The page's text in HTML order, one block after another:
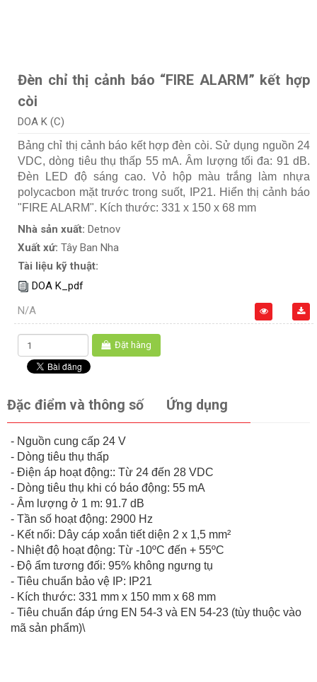
Đèn chỉ thị cảnh báo “FIRE ALARM” kết hợp
còi
DOA K (C)
Bảng chỉ thị cảnh báo kết hợp đèn còi. Sử dụng nguồn 24
VDC, dòng tiêu thụ thấp 55 mA. Âm lượng tối đa: 91 dB.
Đèn LED độ sáng cao. Vỏ hộp màu trắng làm nhựa
polycacbon mặt trước trong suốt, IP21. Hiển thị cảnh báo
"FIRE ALARM". Kích thước: 331 x 150 x 68 mm
Nhà sản xuất: Detnov
Xuất xứ: Tây Ban Nha
Tài liệu kỹ thuật:
DOA K_pdf
N/A
Đặt hàng
Đặc điểm và thông số Ứng dụng
- Nguồn cung cấp 24 V
- Dòng tiêu thụ thấp
- Điện áp hoạt động:: Từ 24 đến 28 VDC
- Dòng tiêu thụ khi có báo động: 55 mA
- Âm lượng ở 1 m: 91.7 dB
- Tần số hoạt động: 2900 Hz
- Kết nối: Dây cáp xoắn tiết diện 2 x 1,5 mm²
- Nhiệt độ hoạt động: Từ -10ºC đến + 55ºC
- Độ ẩm tương đối: 95% không ngưng tụ
- Tiêu chuẩn bảo vệ IP: IP21
- Kích thước: 331 mm x 150 mm x 68 mm
- Tiêu chuẩn đáp ứng EN 54-3 và EN 54-23 (tùy thuộc vào
mã sản phẩm)\